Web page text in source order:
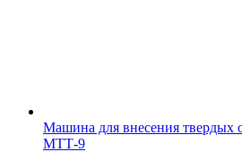
Машина для внесения твердых
МТТ-9